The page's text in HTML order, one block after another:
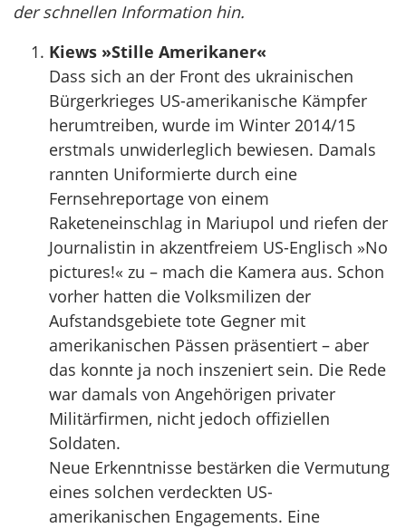
der schnellen Information hin.
Kiews »Stille Amerikaner«
Dass sich an der Front des ukrainischen
Bürgerkrieges US-amerikanische Kämpfer
herumtreiben, wurde im Winter 2014/15
erstmals unwiderleglich bewiesen. Damals
rannten Uniformierte durch eine
Fernsehreportage von einem
Raketeneinschlag in Mariupol und riefen der
Journalistin in akzentfreiem US-Englisch »No
pictures!« zu – mach die Kamera aus. Schon
vorher hatten die Volksmilizen der
Aufstandsgebiete tote Gegner mit
amerikanischen Pässen präsentiert – aber
das konnte ja noch inszeniert sein. Die Rede
war damals von Angehörigen privater
Militärfirmen, nicht jedoch offiziellen
Soldaten.
Neue Erkenntnisse bestärken die Vermutung
eines solchen verdeckten US-
amerikanischen Engagements. Eine